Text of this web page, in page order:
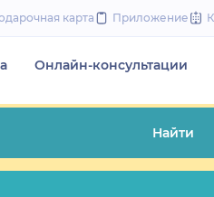
to
карта Приложение
Онлайн-консультации
Найти